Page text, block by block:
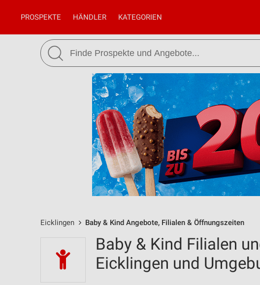
PROSPEKTE HÄNDLER KATEGORIEN
Eicklingen Baby & Kind Angebote, Filialen & Öffnungszeiten
Baby & Kind Filialen
Eicklingen und